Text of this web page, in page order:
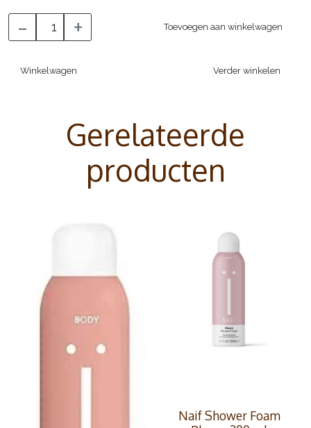
- + Toevoegen aan winkelwagen
Winkelwagen Verder winkelen
Gerelateerde
producten
Naif Shower Foam